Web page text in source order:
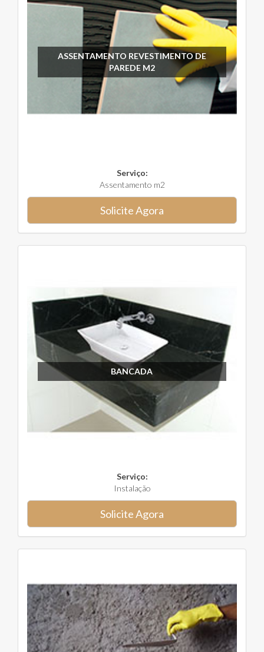
ASSENTAMENTO REVESTIMENTO DE
PAREDE M2
Serviço:
Assentamento m2
Solicite Agora
BANCADA
Serviço:
Instalação
Solicite Agora